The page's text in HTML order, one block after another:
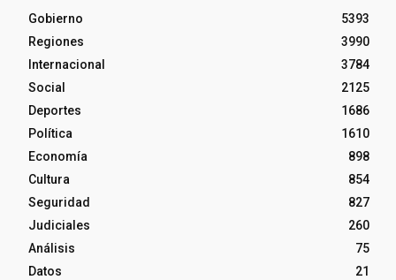
Gobierno
5393
Regiones
3990
Internacional
3784
Social
2125
Deportes
1686
Política
1610
Economía
898
Cultura
854
Seguridad
827
Judiciales
260
Análisis
75
Datos
21